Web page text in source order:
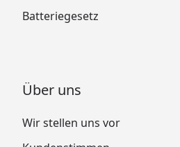
Batteriegesetz
Über uns
Wir stellen uns vor